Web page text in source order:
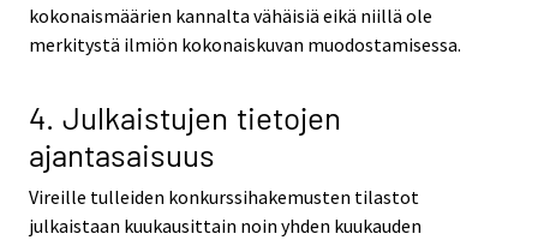
kokonaismäärien kannalta vähäisiä eikä niillä ole
merkitystä ilmiön kokonaiskuvan muodostamisessa.
4. Julkaistujen tietojen
ajantasaisuus
Vireille tulleiden konkurssihakemusten tilastot
julkaistaan kuukausittain noin yhden kuukauden